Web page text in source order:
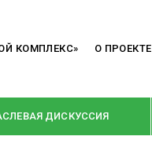
КОМПЛЕКС» О ПРОЕКТЕ
ДИСКУССИЯ